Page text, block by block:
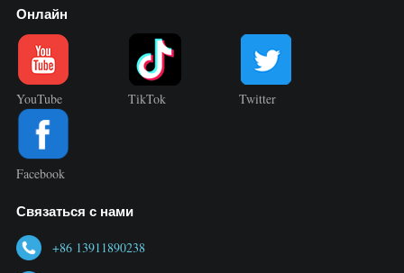
Онлайн
YouTube TikTok Twitter
Facebook
Связаться с нами
+86 13911890238